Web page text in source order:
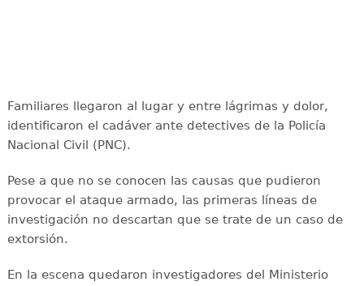
Familiares llegaron al lugar y entre lágrimas y dolor,
identificaron el cadáver ante detectives de la Policía
Nacional Civil (PNC).
Pese a que no se conocen las causas que pudieron
provocar el ataque armado, las primeras líneas de
investigación no descartan que se trate de un caso de
extorsión.
En la escena quedaron investigadores del Ministerio